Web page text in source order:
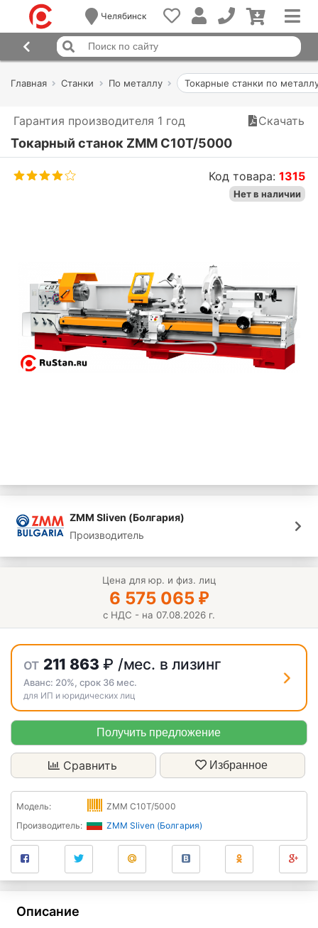
Челябинск
Главная Станки По металлу Токарные станки по
Гарантия производителя 1 год Скачать
Токарный станок ZMM C10T/5000
Код товара:1315
Нет в наличии
ZMM Sliven (Болгария)
Производитель
Цена для юр. и физ. лиц
6 575 065 ₽
с НДС - на 07.08.2026 г.
от 211 863 ₽ /мес. в лизинг
Аванс: 20% , срок 36мес.
для ИП и юридических лиц
Получить предложение
Сравнить Избранное
Модель:
ZMM C10T/5000
Производитель:
ZMM Sliven (Болгария)
Описание